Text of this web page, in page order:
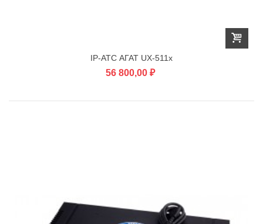
IP-АТС АГАТ UX-511x
56 800,00 ₽